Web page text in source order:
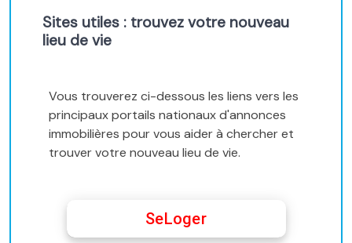
Sites utiles : trouvez votre nouveau
lieu de vie
Vous trouverez ci-dessous les liens vers les
principaux portails nationaux d'annonces
immobilières pour vous aider à chercher et
trouver votre nouveau lieu de vie.
SeLoger